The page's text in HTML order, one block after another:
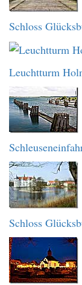
Schloss
Leuchtturm
Schloss